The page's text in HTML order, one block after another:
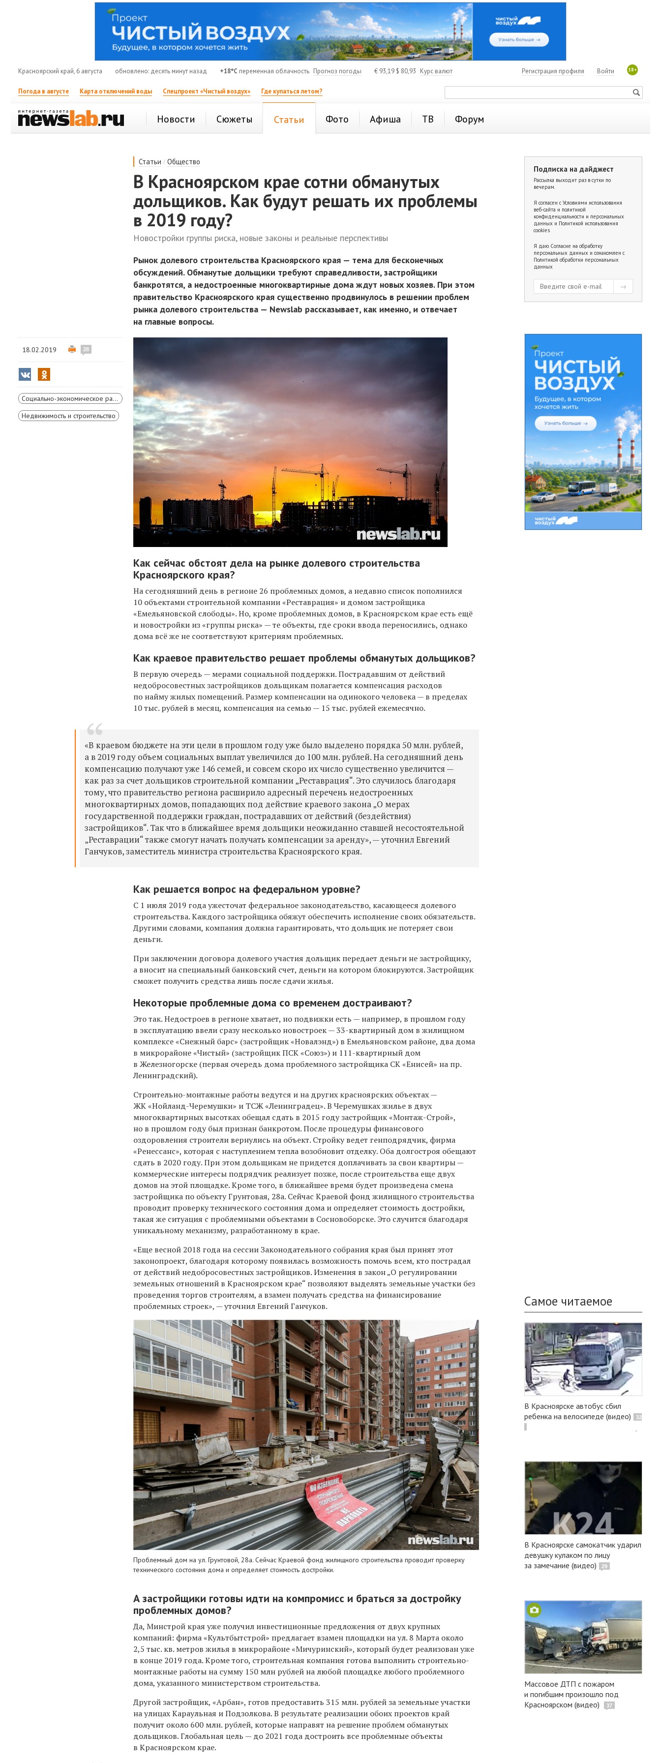
Красноярский край, 6 августа обновлено: десять минут назад +18°C переменная облачность Прогноз погоды € 93,19 $ 80,93 Курс валют 18+
Войти
Регистрация профиля
Погода в августе Карта отключений воды Спецпроект «Чистый воздух» Где купаться летом?
Новости Сюжеты Статьи Фото Афиша ТВ Форум
Статьи /Общество
В Красноярском крае сотни обманутых
дольщиков. Как будут решать их проблемы
в 2019 году?
Новостройки группы риска, новые законы и реальные перспективы
Рынок долевого строительства Красноярского края — тема для бесконечных
обсуждений. Обманутые дольщики требуют справедливости, застройщики
банкротятся, а недостроенные многоквартирные дома ждут новых хозяев. При этом
правительство Красноярского края существенно продвинулось в решении проблем
рынка долевого строительства — Newslab рассказывает, как именно, и отвечает
на главные вопросы.
18.02.2019 28
Социально-экономическое развитие Красноярского края
Недвижимость и строительство
Как сейчас обстоят дела на рынке долевого строительства
Красноярского края?
На сегодняшний день в регионе 26 проблемных домов, а недавно список пополнился
10 объектами строительной компании «Реставрация» и домом застройщика
«Емельяновской слободы». Но, кроме проблемных домов, в Красноярском крае есть ещё
и новостройки из «группы риска» — те объекты, где сроки ввода переносились, однако
дома всё же не соответствуют критериям проблемных.
Как краевое правительство решает проблемы обманутых дольщиков?
В первую очередь — мерами социальной поддержки. Пострадавшим от действий
недобросовестных застройщиков дольщикам полагается компенсация расходов
по найму жилых помещений. Размер компенсации на одинокого человека — в пределах
10 тыс. рублей в месяц, компенсация на семью — 15 тыс. рублей ежемесячно.
«В краевом бюджете на эти цели в прошлом году уже было выделено порядка 50 млн. рублей,
а в 2019 году объем социальных выплат увеличился до 100 млн. рублей. На сегодняшний день
компенсацию получают уже 146 семей, и совсем скоро их число существенно увеличится —
как раз за счет дольщиков строительной компании „Реставрация“. Это случилось благодаря
тому, что правительство региона расширило адресный перечень недостроенных
многоквартирных домов, попадающих под действие краевого закона „О мерах
государственной поддержки граждан, пострадавших от действий (бездействия)
застройщиков“. Так что в ближайшее время дольщики неожиданно ставшей несостоятельной
„Реставрации“ также смогут начать получать компенсации за аренду», — уточнил Евгений
Ганчуков, заместитель министра строительства Красноярского края.
Как решается вопрос на федеральном уровне?
С 1 июля 2019 года ужесточат федеральное законодательство, касающееся долевого
строительства. Каждого застройщика обяжут обеспечить исполнение своих обязательств.
Другими словами, компания должна гарантировать, что дольщик не потеряет свои
деньги.
При заключении договора долевого участия дольщик передает деньги не застройщику,
а вносит на специальный банковский счет, деньги на котором блокируются. Застройщик
сможет получить средства лишь после сдачи жилья.
Некоторые проблемные дома со временем достраивают?
Это так.Недостроев в регионе хватает, но подвижки есть — например, в прошлом году
в эксплуатацию ввели сразу несколько новостроек— 33-квартирный дом в жилищном
комплексе «Снежный барс» (застройщик «Новалэнд») в Емельяновском районе, два дома
в микрорайоне «Чистый» (застройщик ПСК «Союз») и 111-квартирный дом
в Железногорске (первая очередь дома проблемного застройщика СК «Енисей» на пр.
Ленинградский).
Строительно-монтажные работы ведутся и на других красноярских объектах —
ЖК «Нойланд-Черемушки» и ТСЖ «Ленинградец». В Черемушках жилье в двух
многоквартирных высотках обещал сдать в 2015 году застройщик «Монтаж-Строй»,
но в прошлом году был признан банкротом. После процедуры финансового
оздоровления строители вернулись на объект. Стройку ведет генподрядчик, фирма
«Ренессанс», которая с наступлением тепла возобновит отделку. Оба долгостроя обещают
сдать в 2020 году. При этом дольщикам не придется доплачивать за свои квартиры —
коммерческие интересы подрядчик реализует позже, после строительства еще двух
домов на этой площадке. Кроме того, в ближайшее время будет произведена смена
застройщика по объекту Грунтовая, 28а. Сейчас Краевой фонд жилищного строительства
проводит проверку технического состояния дома и определяет стоимость достройки,
такая же ситуация с проблемными объектами в Сосновоборске. Это случится благодаря
уникальному механизму, разработанному в крае.
«Еще весной 2018 года на сессии Законодательного собрания края был принят этот
законопроект, благодаря которому появилась возможность помочь всем, кто пострадал
от действий недобросовестных застройщиков. Изменения в закон „О регулировании
земельных отношений в Красноярском крае“ позволяют выделять земельные участки без
проведения торгов строителям, а взамен получать средства на финансирование
проблемных строек», — уточнил Евгений Ганчуков.
Проблемный дом на ул. Грунтовой, 28а. Сейчас Краевой фонд жилищного строительства проводит проверку
технического состояния дома и определяет стоимость достройки.
А застройщики готовы идти на компромисс и браться за достройку
проблемных домов?
Да, Минстрой края уже получил инвестиционные предложения от двух крупных
компаний: фирма «Культбытстрой» предлагает взамен площадки на ул. 8 Марта около
2,5 тыс. кв. метров жилья в микрорайоне «Мичуринский», который будет реализован уже
в конце 2019 года. Кроме того, строительная компания готова выполнить строительно-
монтажные работы на сумму 150 млн рублей на любой площадке любого проблемного
дома, указанного министерством строительства.
Другой застройщик, «Арбан», готов предоставить 315 млн. рублей за земельные участки
на улицах Караульная и Подзолкова. В результате реализации обоих проектов край
получит около 600 млн. рублей, которые направят на решение проблем обманутых
дольщиков. Глобальная цель — до 2021 года достроить все проблемные объекты
в Красноярском крае.
Подписка на дайджест
Рассылка выходит раз в сутки по
вечерам.
Я согласен с Условиями использования
веб-сайта и политикой
конфиденциальности и персональных
данных и Политикой использования
cookies
Я даю Согласие на обработку
персональных данных и ознакомлен с
Политикой обработки персональных
данных
Самое читаемое
В Красноярске автобус сбил
ребенка на велосипеде (видео)
32
В Красноярске самокатчик ударил
девушку кулаком по лицу
за замечание (видео)
29
Массовое ДТП с пожаром
и погибшим произошло под
Красноярском (видео)
37